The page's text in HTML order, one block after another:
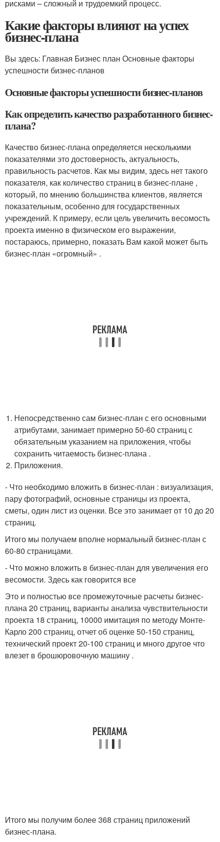
рисками – сложный и трудоемкий процесс.
Какие факторы влияют на успех
бизнес-плана
Вы здесь: Главная Бизнес план Основные факторы
успешности бизнес-планов
Основные факторы успешности бизнес-планов
Как определить качество разработанного бизнес-
плана?
Качество бизнес-плана определяется несколькими
показателями это достоверность, актуальность,
правильность расчетов. Как мы видим, здесь нет такого
показателя, как количество страниц в бизнес-плане ,
который, по мнению большинства клиентов, является
показательным, особенно для государственных
учреждений. К примеру, если цель увеличить весомость
проекта именно в физическом его выражении,
постараюсь, примерно, показать Вам какой может быть
бизнес-план «огромный» .
Непосредственно сам бизнес-план с его основными
атрибутами, занимает примерно 50-60 страниц с
обязательным указанием на приложения, чтобы
сохранить читаемость бизнес-плана .
Приложения.
- Что необходимо вложить в бизнес-план : визуализация,
пару фотографий, основные страницы из проекта,
сметы, один лист из оценки. Все это занимает от 10 до 20
страниц.
Итого мы получаем вполне нормальный бизнес-план с
60-80 страницами.
- Что можно вложить в бизнес-план для увеличения его
весомости. Здесь как говорится все
Это и полностью все промежуточные расчеты бизнес-
плана 20 страниц, варианты анализа чувствительности
проекта 18 страниц, 10000 имитация по методу Монте-
Карло 200 страниц, отчет об оценке 50-150 страниц,
технический проект 20-100 страниц и много другое что
влезет в брошюровочную машину .
Итого мы получим более 368 страниц приложений
бизнес-плана.